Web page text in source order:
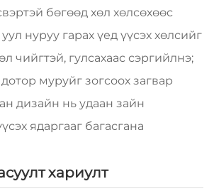
бөгөөд хөл хөлсөхөөс
нуруу гарах үед үүсэх хөлсийг
чийгтэй, гулсахаас сэргийлнэ;
муруйг зогсоох загвар
дизайн нь удаан зайн
ядаргааг багасгана
хариулт